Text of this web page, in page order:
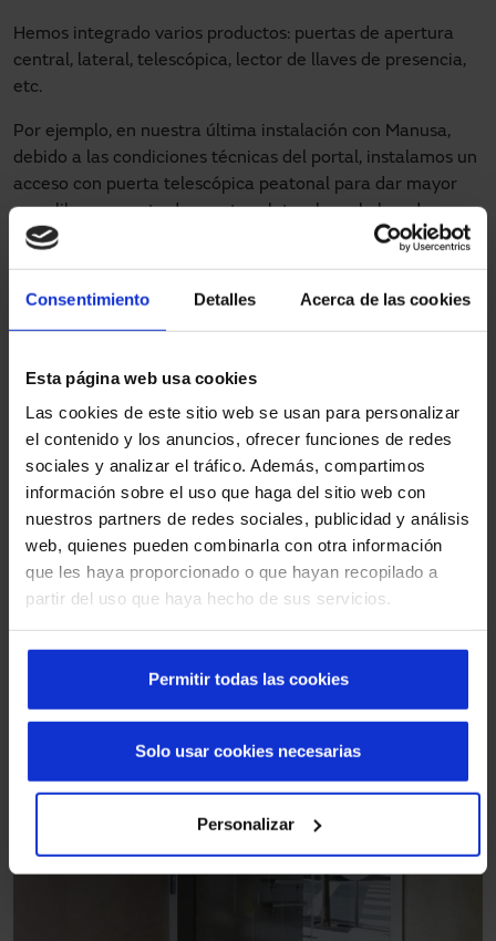
Consentimiento Detalles Acerca de las cookies
Esta página web usa cookies
Las cookies de este sitio web se usan para personalizar
el contenido y los anuncios, ofrecer funciones de redes
sociales y analizar el tráfico. Además, compartimos
información sobre el uso que haga del sitio web con
nuestros partners de redes sociales, publicidad y análisis
web, quienes pueden combinarla con otra información
que les haya proporcionado o que hayan recopilado a
partir del uso que haya hecho de sus servicios.
Permitir todas las cookies
Personalizar
Solo usar cookies necesarias
Hemos integrado varios productos: puertas de apertura
central, lateral, telescópica, lector de llaves de presencia,
etc.
Por ejemplo, en nuestra última instalación con Manusa,
debido a las condiciones técnicas del portal, instalamos un
acceso con puerta telescópica peatonal para dar mayor
paso libre, y puerta de apertura lateral en el elevador que
se integra con la apertura de la puerta. La llegada del
puerta automática, sin tener que realizar una doble